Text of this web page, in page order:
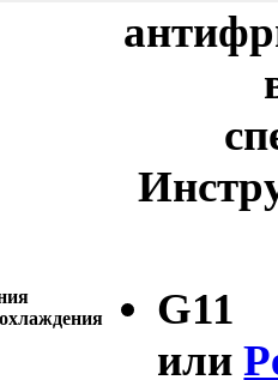
или